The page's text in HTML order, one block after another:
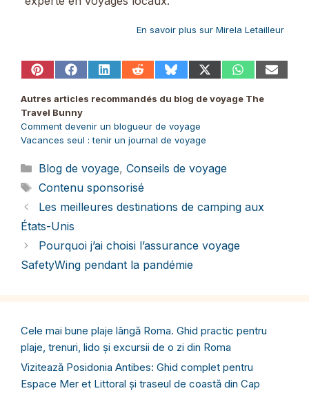
En savoir plus sur Mirela Letailleur
Share
Pinterest
Share
Facebook
Share
LinkedIn
Share
Reddit
Share
Bluesky
Share
X
(Twitter)
Share
WhatsApp
Share
Autres articles recommandés du blog de voyage The
Travel Bunny
Comment devenir un blogueur de voyage
Vacances seul : tenir un journal de voyage
Catégories
Blog de voyage, Conseils de voyage
Étiquettes
Contenu sponsorisé
Les meilleures destinations de camping aux
États-Unis
Pourquoi j’ai choisi l’assurance voyage
SafetyWing pendant la pandémie
Cele mai bune plaje lângă Roma. Ghid practic pentru
plaje, trenuri, lido și excursii de o zi din Roma
Vizitează Posidonia Antibes: Ghid complet pentru
Espace Mer et Littoral și traseul de coastă din Cap